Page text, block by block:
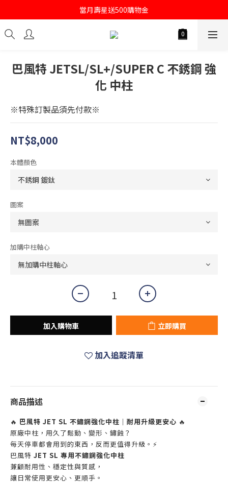
註冊會員即送購物金100
當月壽星送500購物金
註冊會員即送購物金100
巴風特 JETSL/SL+/SUPER C 不銹鋼 強
化 中柱
※特殊訂製品須先付款※
NT$8,000
本體顏色
圖案
加購中柱軸心
加入購物車 立即購買
加入追蹤清單
商品描述
🔥 巴風特 JET SL 不鏽鋼強化中柱｜耐用升級更安心 🔥
原廠中柱，用久了鬆動、變形、鏽蝕？
每天停車都會用到的東西，反而更值得升級。⚡
巴風特 JET SL 專用不鏽鋼強化中柱
兼顧耐用性、穩定性與質感，
讓日常使用更安心、更順手。